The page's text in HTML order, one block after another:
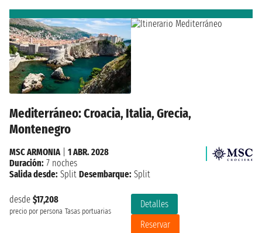
Mediterráneo: Croacia, Italia, Grecia,
Montenegro
desde $17,208
precio por persona Tasas portuarias
Detalles
Reservar
MSC ARMONIA| 1 ABR. 2028
Duración: 7 noches
Salida desde: Split Desembarque: Split